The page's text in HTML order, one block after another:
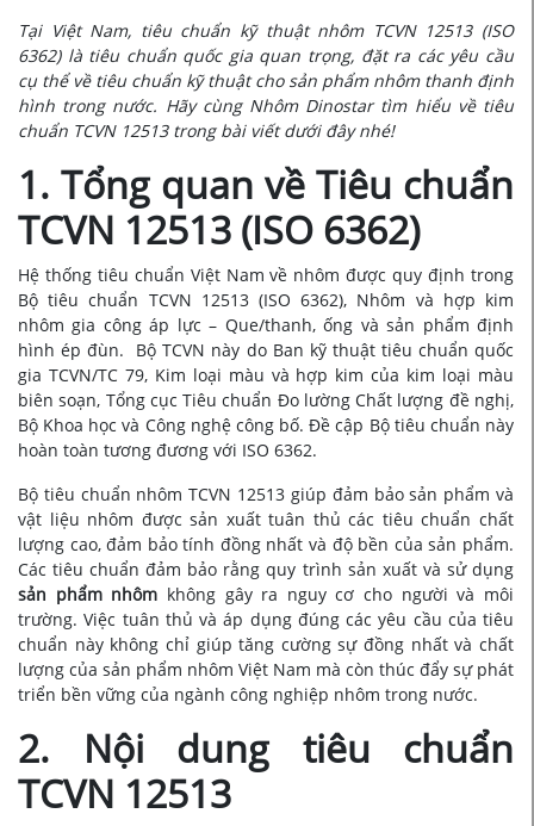
Tại Việt Nam, tiêu chuẩn kỹ thuật nhôm TCVN 12513 (ISO
6362) là tiêu chuẩn quốc gia quan trọng, đặt ra các yêu cầu
cụ thể về tiêu chuẩn kỹ thuật cho sản phẩm nhôm thanh định
hình trong nước. Hãy cùng Nhôm Dinostar tìm hiểu về tiêu
chuẩn TCVN 12513 trong bài viết dưới đây nhé!
1. Tổng quan về Tiêu chuẩn
TCVN 12513 (ISO 6362)
Hệ thống tiêu chuẩn Việt Nam về nhôm được quy định trong
Bộ tiêu chuẩn TCVN 12513 (ISO 6362), Nhôm và hợp kim
nhôm gia công áp lực – Que/thanh, ống và sản phẩm định
hình ép đùn. Bộ TCVN này do Ban kỹ thuật tiêu chuẩn quốc
gia TCVN/TC 79, Kim loại màu và hợp kim của kim loại màu
biên soạn, Tổng cục Tiêu chuẩn Đo lường Chất lượng đề nghị,
Bộ Khoa học và Công nghệ công bố. Đề cập Bộ tiêu chuẩn này
hoàn toàn tương đương với ISO 6362.
Bộ tiêu chuẩn nhôm TCVN 12513 giúp đảm bảo sản phẩm và
vật liệu nhôm được sản xuất tuân thủ các tiêu chuẩn chất
lượng cao, đảm bảo tính đồng nhất và độ bền của sản phẩm.
Các tiêu chuẩn đảm bảo rằng quy trình sản xuất và sử dụng
sản phẩm nhôm không gây ra nguy cơ cho người và môi
trường. Việc tuân thủ và áp dụng đúng các yêu cầu của tiêu
chuẩn này không chỉ giúp tăng cường sự đồng nhất và chất
lượng của sản phẩm nhôm Việt Nam mà còn thúc đẩy sự phát
triển bền vững của ngành công nghiệp nhôm trong nước.
2. Nội dung tiêu chuẩn
TCVN 12513